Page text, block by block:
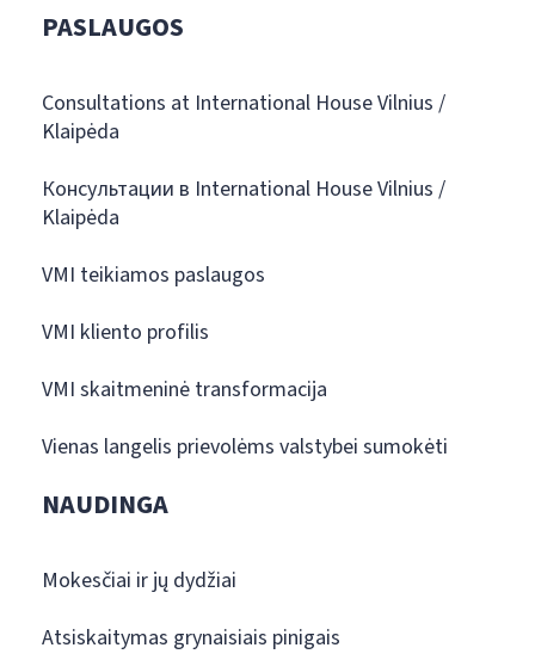
PASLAUGOS
Consultations at International House Vilnius /
Klaipėda
Консультации в International House Vilnius /
Klaipėda
VMI teikiamos paslaugos
VMI kliento profilis
VMI skaitmeninė transformacija
Vienas langelis prievolėms valstybei sumokėti
NAUDINGA
Mokesčiai ir jų dydžiai
Atsiskaitymas grynaisiais pinigais